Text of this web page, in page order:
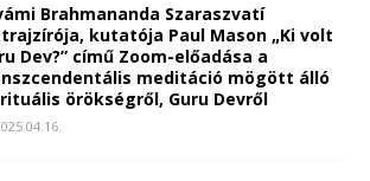
Brahmananda Szaraszvatí
kutatója Paul Mason „Ki volt
Dev?” című Zoom-előadása a
meditáció mögött álló
örökségről, Guru Devről